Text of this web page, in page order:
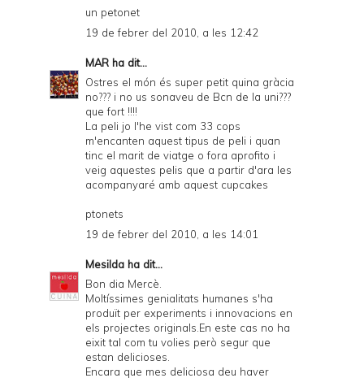
un petonet
19 de febrer del 2010, a les 12:42
MAR ha dit...
Ostres el món és super petit quina gràcia
no??? i no us sonaveu de Bcn de la uni???
que fort !!!!
La peli jo l'he vist com 33 cops
m'encanten aquest tipus de peli i quan
tinc el marit de viatge o fora aprofito i
veig aquestes pelis que a partir d'ara les
acompanyaré amb aquest cupcakes
ptonets
19 de febrer del 2010, a les 14:01
Mesilda ha dit...
Bon dia Mercè.
Moltíssimes genialitats humanes s'ha
produït per experiments i innovacions en
els projectes originals.En este cas no ha
eixit tal com tu volies però segur que
estan delicioses.
Encara que mes deliciosa deu haver